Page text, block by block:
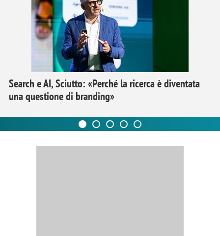
Search e AI, Sciutto: «Perché la ricerca è diventata
una questione di branding»